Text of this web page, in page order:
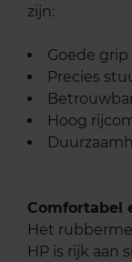
zijn:
Goede
Precies
Hoog
Comfortabel
Het
HP is rijk aan